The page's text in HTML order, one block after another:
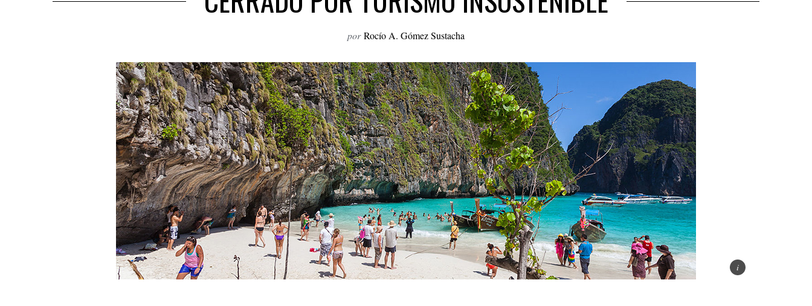
por Rocío A. Gómez Sustacha